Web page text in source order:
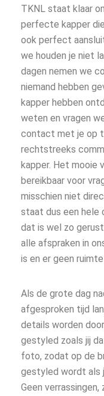
TKNL staat klaar
perfecte kapper
ook perfect
we houden je niet
dagen nemen we
niemand hebben
kapper hebben
weten en vragen
contact met je op
rechtstreeks
kapper. Het mooie
bereikbaar voor
misschien niet
staat dus een hele
dat is wel zo
alle afspraken in
is en er geen
Als de grote dag
afgesproken tijd
details worden
gestyled zoals jij
foto, zodat op de
gestyled wordt als
Geen